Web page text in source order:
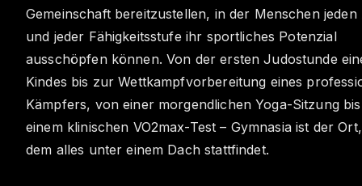
Gemeinschaft bereitzustellen, in der Menschen jeden
und jeder Fähigkeitsstufe ihr sportliches Potenzial
ausschöpfen können. Von der ersten Judostunde
Kindes bis zur Wettkampfvorbereitung eines
Kämpfers, von einer morgendlichen Yoga-Sitzung
einem klinischen VO2max-Test – Gymnasia ist der
dem alles unter einem Dach stattfindet.